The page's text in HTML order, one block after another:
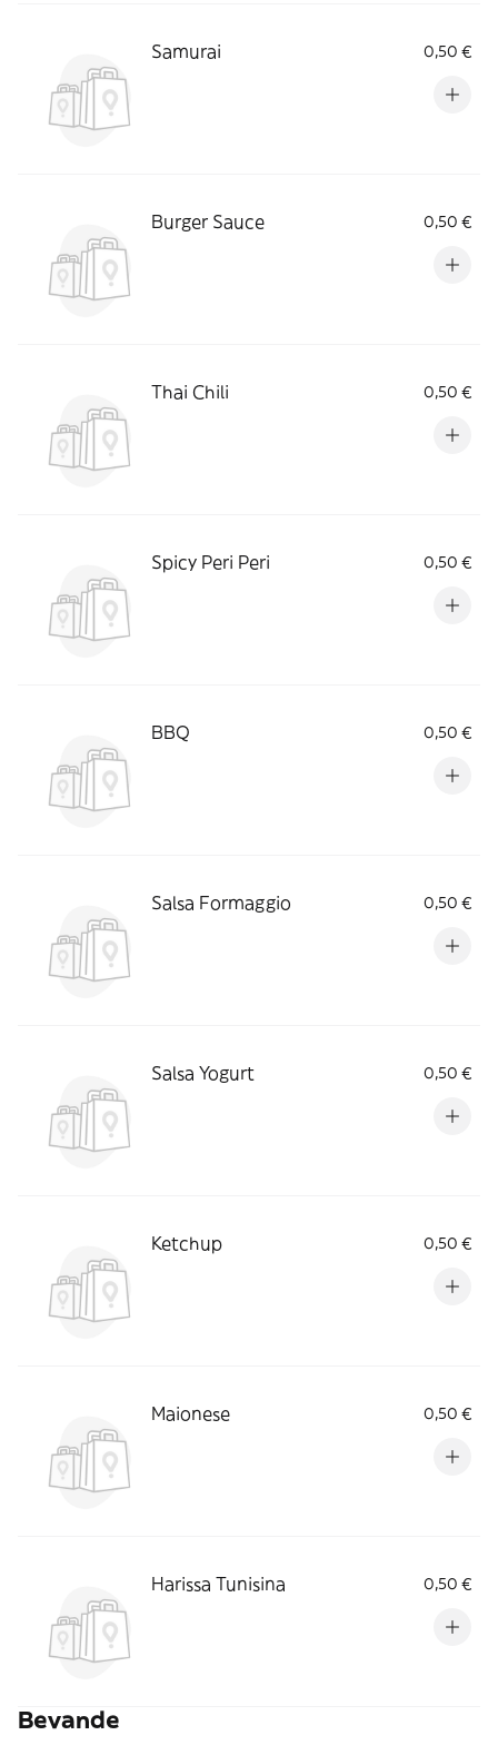
Samurai 0,50 €
Burger Sauce 0,50 €
Thai Chili 0,50 €
Spicy Peri Peri 0,50 €
BBQ 0,50 €
Salsa Formaggio 0,50 €
Salsa Yogurt 0,50 €
Ketchup 0,50 €
Maionese 0,50 €
Harissa Tunisina 0,50 €
Bevande